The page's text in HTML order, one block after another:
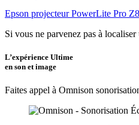
Epson projecteur PowerLite Pro
Si vous ne parvenez pas à
L’expérience Ultime
en son et image
Faites appel à Omnison